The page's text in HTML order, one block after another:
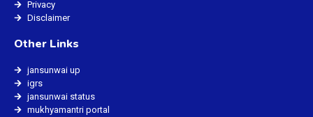
Privacy
Disclaimer
Other Links
jansunwai up
igrs
jansunwai status
mukhyamantri portal